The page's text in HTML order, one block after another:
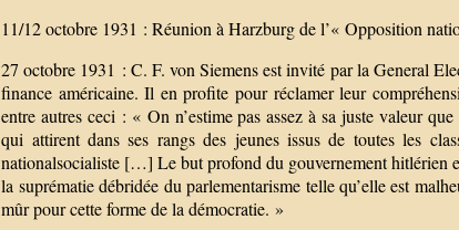
11/12 octobre 1931 : Réunion à Harzburg de l’« Opposition
27 octobre 1931 : C. F. von Siemens est invité par la General
finance américaine. Il en profite pour réclamer leur
entre autres ceci : « On n’estime pas assez à sa juste valeur
qui attirent dans ses rangs des jeunes issus de toutes les
nationalsocialiste […] Le but profond du gouvernement hitlérien
la suprématie débridée du parlementarisme telle qu’elle est
mûr pour cette forme de la démocratie. »